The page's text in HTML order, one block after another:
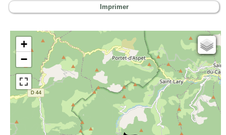
Imprimer
+
−
Cartes IGN
Open Topo Map
Open Street Map
ESRI Word Imagery
Photographies aériennes